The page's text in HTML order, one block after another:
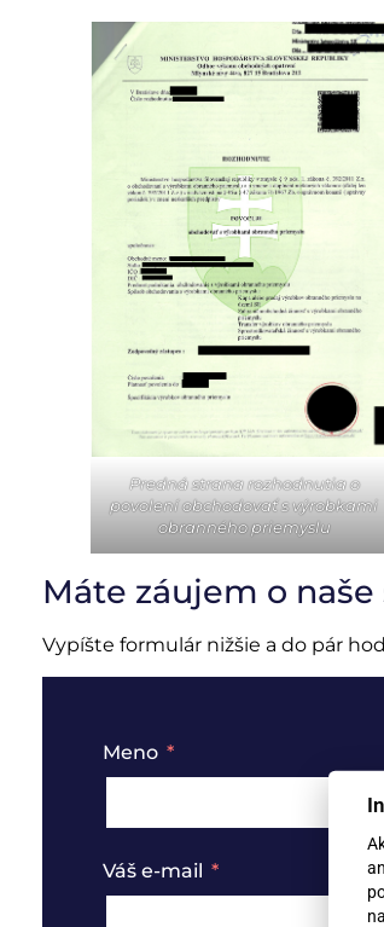
Predná strana rozhodnutia o
povolení obchodovať s výrobkami
obranného priemyslu
Máte záujem o naše
Vypíšte formulár nižšie a do pár
Meno
Váš e-mail